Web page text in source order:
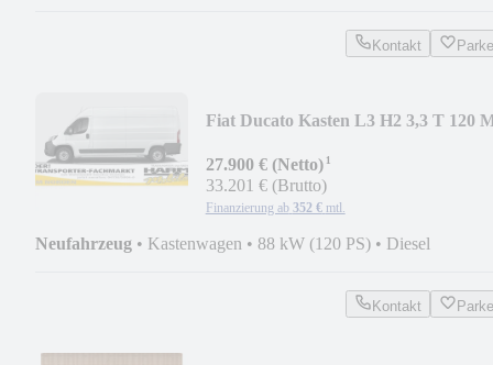
Kontakt
Fiat Ducato Kasten L3 H2 3,3 T 120
27.900 € (Netto)¹
33.201 € (Brutto)
Finanzierung ab 352 € mtl.
Neufahrzeug • Kastenwagen • 88 kW (120 PS) • Diesel
Kontakt